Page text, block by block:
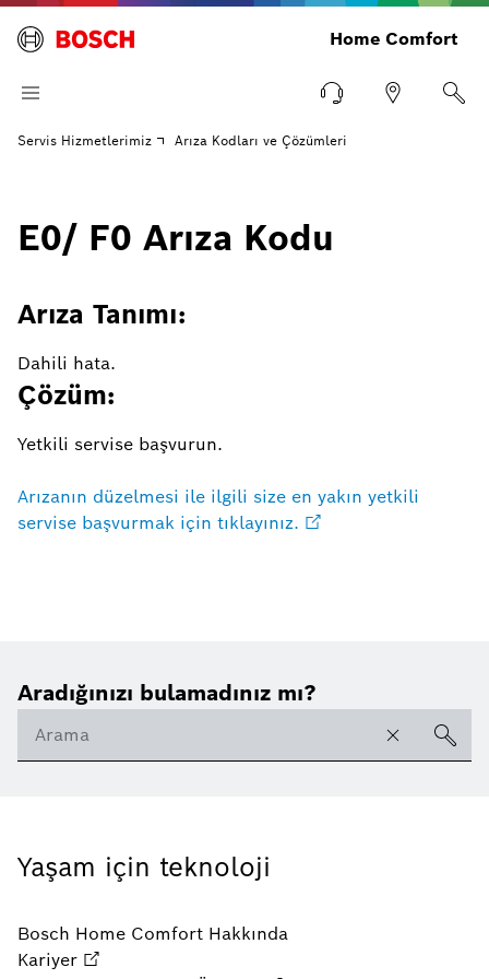
Home Comfort
Servis Hizmetlerimiz Arıza Kodları ve Çözümleri
E0/ F0 Arıza Kodu
Arıza Tanımı:
Dahili hata.
Çözüm:
Yetkili servise başvurun.
Arızanın düzelmesi ile ilgili size en yakın yetkili
servise başvurmak için tıklayınız.
Aradığınızı bulamadınız mı?
Yaşam için teknoloji
Bosch Home Comfort Hakkında
Kariyer